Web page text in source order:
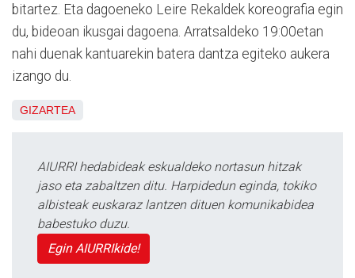
bitartez. Eta dagoeneko Leire Rekaldek koreografia egin
du, bideoan ikusgai dagoena. Arratsaldeko 19:00etan
nahi duenak kantuarekin batera dantza egiteko aukera
izango du.
GIZARTEA
AIURRI hedabideak eskualdeko nortasun hitzak
jaso eta zabaltzen ditu. Harpidedun eginda, tokiko
albisteak euskaraz lantzen dituen komunikabidea
babestuko duzu.
Egin AIURRIkide!